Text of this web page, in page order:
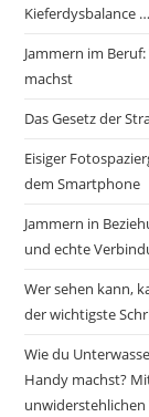
Kieferdysbalance
Jammern im
machst
Das Gesetz der
Eisiger
dem Smartphone
Jammern in
und echte
Wer sehen kann,
der wichtigste
Wie du
Handy machst?